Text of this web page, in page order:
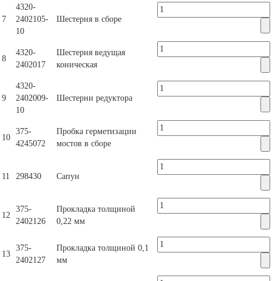
7
4320-
2402105-
10
Шестерня в сборе
8
4320-
2402017
Шестерня ведущая
коническая
9
4320-
2402009-
10
Шестерни редуктора
10
375-
4245072
Пробка герметизации
мостов в сборе
11 298430 Сапун
12
375-
2402126
Прокладка толщиной
0,22 мм
13
375-
2402127
Прокладка толщиной 0,1
мм